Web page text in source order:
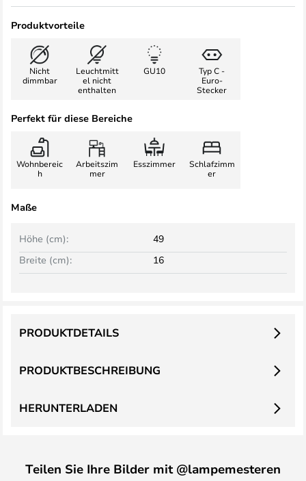
Produktvorteile
Nicht
dimmbar
Leuchtmitt
el nicht
enthalten
GU10
Typ C -
Euro-
Stecker
Perfekt für diese Bereiche
Wohnbereic
h
Arbeitszim
mer
Esszimmer
Schlafzimm
er
Maße
Breite (cm): 16
Höhe (cm): 49
PRODUKTBESCHREIBUNG
PRODUKTDETAILS
HERUNTERLADEN
Teilen Sie Ihre Bilder mit @lampemesteren